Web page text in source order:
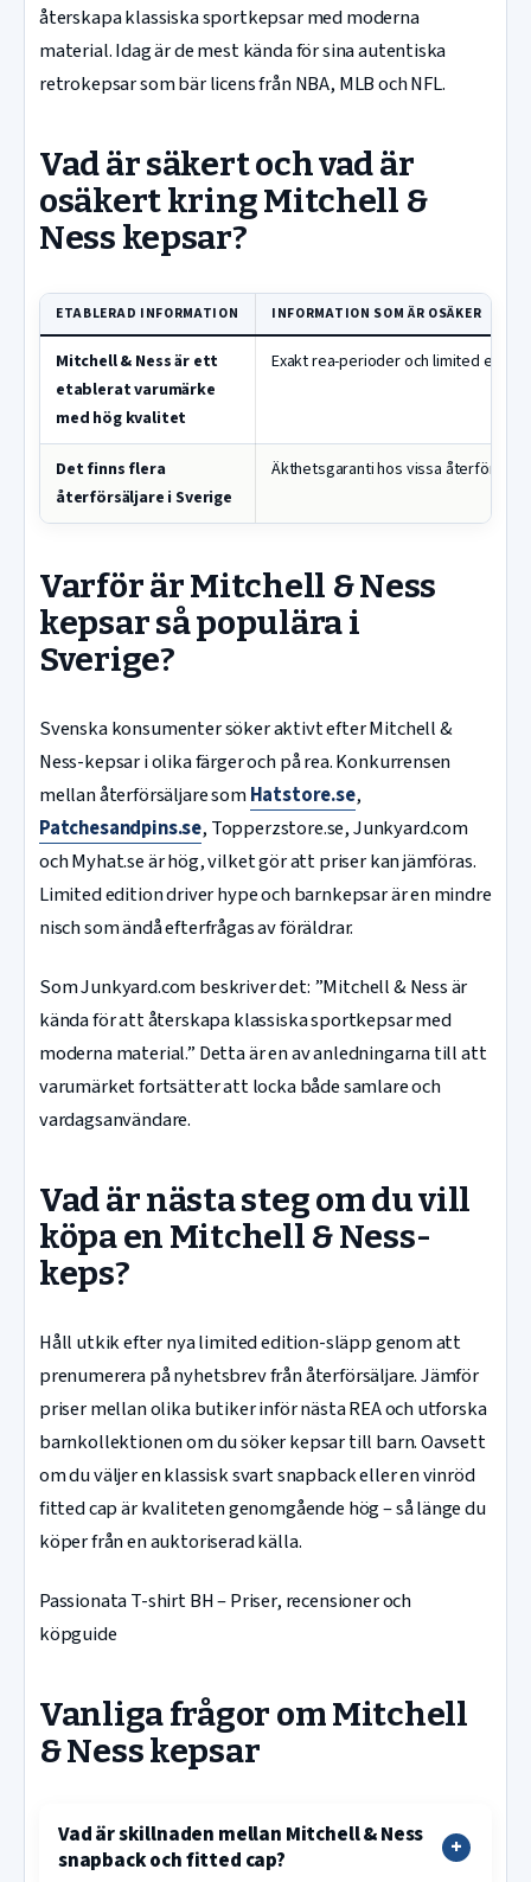
återskapa klassiska sportkepsar med moderna
material. Idag är de mest kända för sina autentiska
retrokepsar som bär licens från NBA, MLB och NFL.
Vad är säkert och vad är
osäkert kring Mitchell &
Ness kepsar?
ETABLERAD INFORMATION INFORMATION SOM ÄR OSÄKER
Mitchell & Ness är ett
etablerat varumärke
med hög kvalitet
Exakt rea-perioder och limited
Det finns flera
återförsäljare i Sverige
Äkthetsgaranti hos vissa
Varför är Mitchell & Ness
kepsar så populära i
Sverige?
Svenska konsumenter söker aktivt efter Mitchell &
Ness-kepsar i olika färger och på rea. Konkurrensen
mellan återförsäljare somHatstore.se,
Patchesandpins.se, Topperzstore.se, Junkyard.com
och Myhat.se är hög, vilket gör att priser kan jämföras.
Limited edition driver hype och barnkepsar är en mindre
nisch som ändå efterfrågas av föräldrar.
Som Junkyard.com beskriver det: ”Mitchell & Ness är
kända för att återskapa klassiska sportkepsar med
moderna material.” Detta är en av anledningarna till att
varumärket fortsätter att locka både samlare och
vardagsanvändare.
Vad är nästa steg om du vill
köpa en Mitchell & Ness-
keps?
Håll utkik efter nya limited edition-släpp genom att
prenumerera på nyhetsbrev från återförsäljare. Jämför
priser mellan olika butiker inför nästa REA och utforska
barnkollektionen om du söker kepsar till barn. Oavsett
om du väljer en klassisk svart snapback eller en vinröd
fitted cap är kvaliteten genomgående hög – så länge du
köper från en auktoriserad källa.
Passionata T-shirt BH – Priser, recensioner och
köpguide
Vanliga frågor om Mitchell
& Ness kepsar
Vad är skillnaden mellan Mitchell & Ness
snapback och fitted cap?